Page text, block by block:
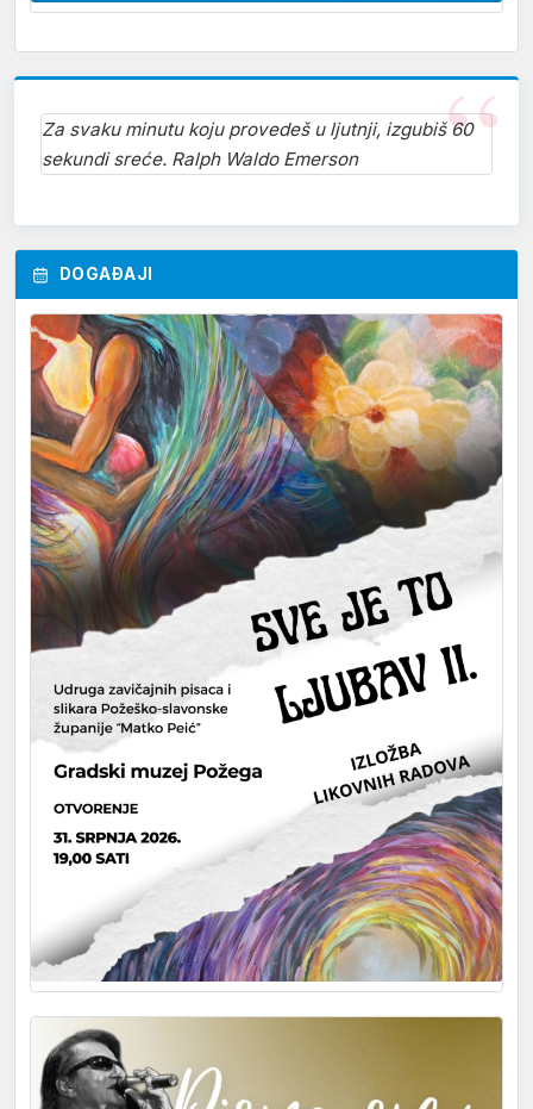
Za svaku minutu koju provedeš u ljutnji, izgubiš 60
sekundi sreće. Ralph Waldo Emerson
DOGAĐAJI